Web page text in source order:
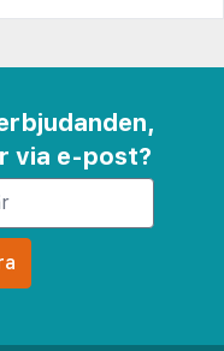
via e-post?